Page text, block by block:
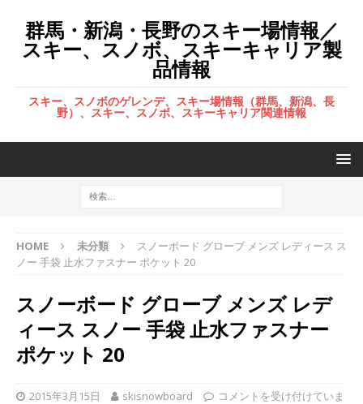
群馬・新潟・長野のスキー場情報／
スキー、スノボ、スキーキャリア製
品情報
スキー、スノボのゲレンデ、スキー場情報（群馬、新潟、長
野）、スキー、スノボ、スキーキャリア関連情報
HOME 未分類
スノーボード グローブ メンズ レディース ス
ノー 手袋 止水ファスナー ポケット 20
スノーボード グローブ メンズ レデ
ィース スノー 手袋 止水ファスナー
ポケット 20
2015年3月15日 skisnowboard
コメントを受け付けていま